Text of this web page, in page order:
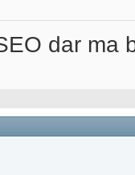
dar ma